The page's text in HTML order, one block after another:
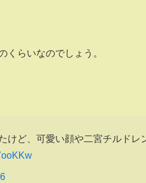
くらいなのでしょう。
けど、可愛い顔や二宮チルドレ